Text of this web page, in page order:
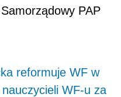
PAP
reformuje WF w
WF-u za